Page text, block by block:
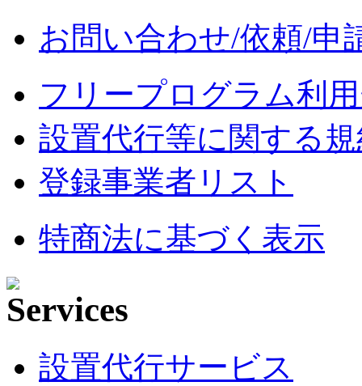
お問い合わせ/依頼/申
フリープログラム利
設置代行等に関する
登録事業者リスト
特商法に基づく表示
設置代行サービス